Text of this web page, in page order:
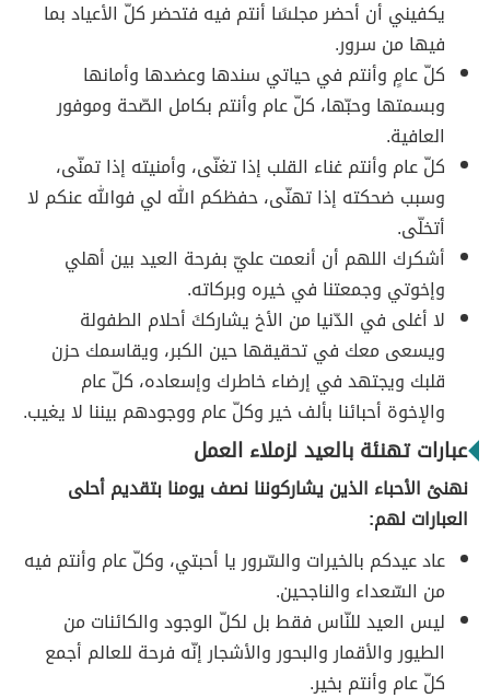
يكفيني أن أحضر مجلسًا أنتم فيه فتحضر كلّ الأعياد بما
فيها من سرور.
كلّ عامٍ وأنتم في حياتي سندها وعضدها وأمانها
وبسمتها وحبّها، كلّ عام وأنتم بكامل الصّحة وموفور
العافية.
كلّ عام وأنتم غناء القلب إذا تغنّى، وأمنيته إذا تمنّى،
وسبب ضحكته إذا تهنّى، حفظكم الله لي فوالله عنكم لا
أتخلّى.
أشكرك اللهم أن أنعمت عليّ بفرحة العيد بين أهلي
وإخوتي وجمعتنا في خيره وبركاته.
لا أغلى في الدّنيا من الأخ يشارككَ أحلام الطفولة
ويسعى معك في تحقيقها حين الكبر، ويقاسمك حزن
قلبك ويجتهد في إرضاء خاطرك وإسعاده، كلّ عام
والإخوة أحبائنا بألف خير وكلّ عام ووجودهم بيننا لا يغيب.
عبارات تهنئة بالعيد لزملاء العمل
نهنئ الأحباء الذين يشاركوننا نصف يومنا بتقديم أحلى
العبارات لهم:
عاد عيدكم بالخيرات والسّرور يا أحبتي، وكلّ عام وأنتم فيه
من السّعداء والناجحين.
ليس العيد للنّاس فقط بل لكلّ الوجود والكائنات من
الطيور والأقمار والبحور والأشجار إنّه فرحة للعالم أجمع
كلّ عام وأنتم بخير.